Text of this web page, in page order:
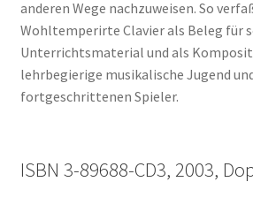
anderen Wege nachzuweisen. So
Wohltemperirte Clavier als Beleg für
Unterrichtsmaterial und als
lehrbegierige musikalische Jugend
fortgeschrittenen Spieler.
ISBN 3-89688-CD3, 2003,